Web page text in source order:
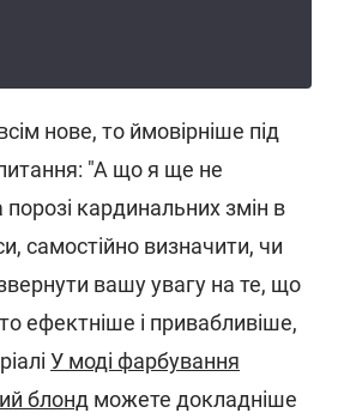
нове, то ймовірніше під
"А що я ще не
порозі кардинальних змін в
самостійно визначити, чи
вашу увагу на те, що
ефектніше і привабливіше,
У моді фарбування
блонд можете докладніше